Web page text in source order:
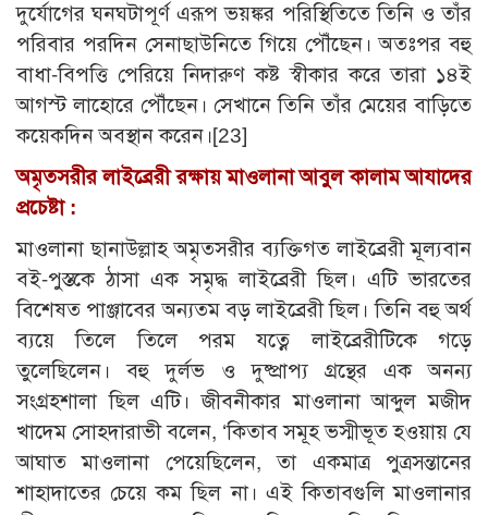
দুর্যোগের ঘনঘটাপূর্ণ এরূপ ভয়ঙ্কর পরিস্থিতিতে তিনি ও তাঁর
পরিবার পরদিন সেনাছাউনিতে গিয়ে পৌঁছেন। অতঃপর বহু
বাধা-বিপত্তি পেরিয়ে নিদারুণ কষ্ট স্বীকার করে তারা ১৪ই
আগস্ট লাহোরে পৌঁছেন। সেখানে তিনি তাঁর মেয়ের বাড়িতে
কয়েকদিন অবস্থান করেন।[23]
অমৃতসরীর লাইব্রেরী রক্ষায় মাওলানা আবুল কালাম আযাদের
প্রচেষ্টা :
মাওলানা ছানাউল্লাহ অমৃতসরীর ব্যক্তিগত লাইব্রেরী মূল্যবান
বই-পুস্তকে ঠাসা এক সমৃদ্ধ লাইব্রেরী ছিল। এটি ভারতের
বিশেষত পাঞ্জাবের অন্যতম বড় লাইব্রেরী ছিল। তিনি বহু অর্থ
ব্যয়ে তিলে তিলে পরম যত্নে লাইব্রেরীটিকে গড়ে
তুলেছিলেন। বহু দুর্লভ ও দুষ্প্রাপ্য গ্রন্থের এক অনন্য
সংগ্রহশালা ছিল এটি। জীবনীকার মাওলানা আব্দুল মজীদ
খাদেম সোহদারাভী বলেন, ‘কিতাব সমূহ ভস্মীভূত হওয়ায় যে
আঘাত মাওলানা পেয়েছিলেন, তা একমাত্র পুত্রসন্তানের
শাহাদাতের চেয়ে কম ছিল না। এই কিতাবগুলি মাওলানার